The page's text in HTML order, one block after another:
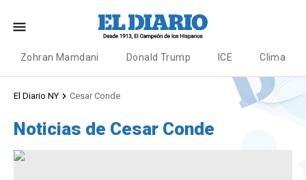
Zohran Mamdani Donald Trump ICE Clima
El Diario NY Cesar Conde
Noticias de Cesar Conde